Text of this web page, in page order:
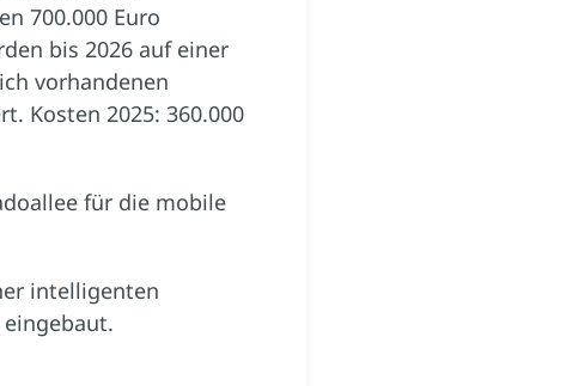
700.000 Euro
bis 2026 auf einer
vorhandenen
Kosten 2025: 360.000
für die mobile
intelligenten